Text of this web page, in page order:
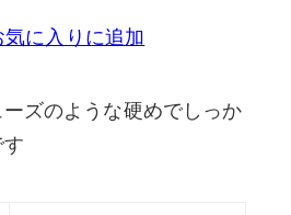
気に入りに追加
ーズのような硬めでしっか